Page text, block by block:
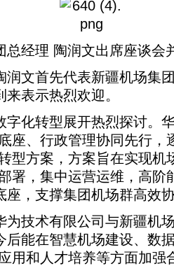
经理 陶润文出席座谈会
文首先代表新疆机场集
表示热烈欢迎。
化转型展开热烈探讨。
座、行政管理协同先行，
型方案，方案旨在实现机
署，集中运营运维，高阶
座，支撑集团机场群高效
技术有限公司与新疆机
后能在智慧机场建设、数
用和人才培养等方面加强